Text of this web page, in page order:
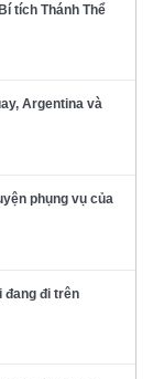
tích Thánh Thể
Argentina và
phụng vụ của
đang đi trên